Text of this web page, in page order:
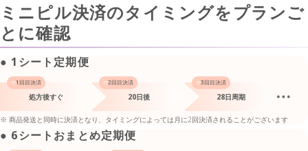
ミニピル決済のタイミングをプランご
とに確認
● 1シート定期便
1回目決済
処方後すぐ
2回目決済
20日後
3回目決済
28日周期
※ 商品発送と同時に決済となり、タイミングによっては月に2回決済されることがございます
● 6シートおまとめ定期便